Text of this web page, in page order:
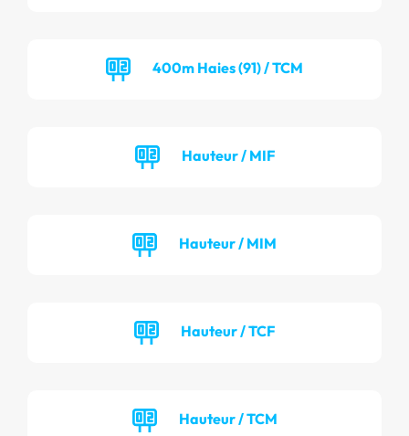
400m Haies (91) / TCM
Hauteur / MIF
Hauteur / MIM
Hauteur / TCF
Hauteur / TCM